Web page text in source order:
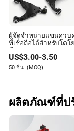
ผู้จัดจำหน่ายแขนควบ
ที่เชื่อถือได้สำหรับโตโย
ต้า 4806904040
อุปกรณ์เสริมรถยนต์
US$3.00-3.50
50 ชิ้น (MOQ)
ผลิตภัณฑ์ที่ป